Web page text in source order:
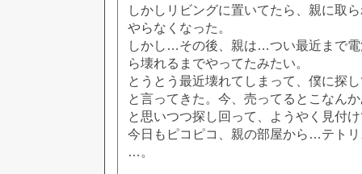
しかしリビングに置いてたら、親に取
やらなくなった。
しかし…その後、親は…つい最近まで
ら壊れるまでやってたみたい。
とうとう最近壊れてしまって、僕に探
と言ってきた。今、売ってるとこなん
と思いつつ探し回って、ようやく見付
今日もピコピコ、親の部屋から…テト
…。